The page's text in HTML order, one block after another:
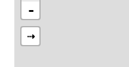
-
⇢